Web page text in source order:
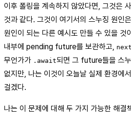
이후 폴링을 계속하지 않았다면, 그것은
것과 같다. 그것이 여기서의 스누징 원인
원인이 되는 다른 예시도 만들 수 있을 것
내부에 pending future를 보관하고, next
무언가가 .await되면 그 future들을 스
없지만, 나는 이것이 오늘날 실제 환경에
걸겠다.
나는 이 문제에 대해 두 가지 가능한 해결